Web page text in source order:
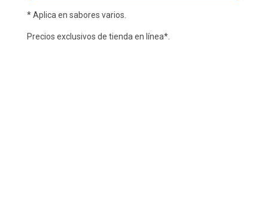
* Aplica en sabores varios.
Precios exclusivos de tienda en línea*.